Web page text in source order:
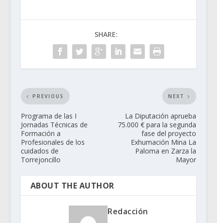
SHARE:
PREVIOUS
Programa de las I
Jornadas Técnicas de
Formación a
Profesionales de los
cuidados de
Torrejoncillo
NEXT
La Diputación aprueba
75.000 € para la segunda
fase del proyecto
Exhumación Mina La
Paloma en Zarza la
Mayor
ABOUT THE AUTHOR
Redacción